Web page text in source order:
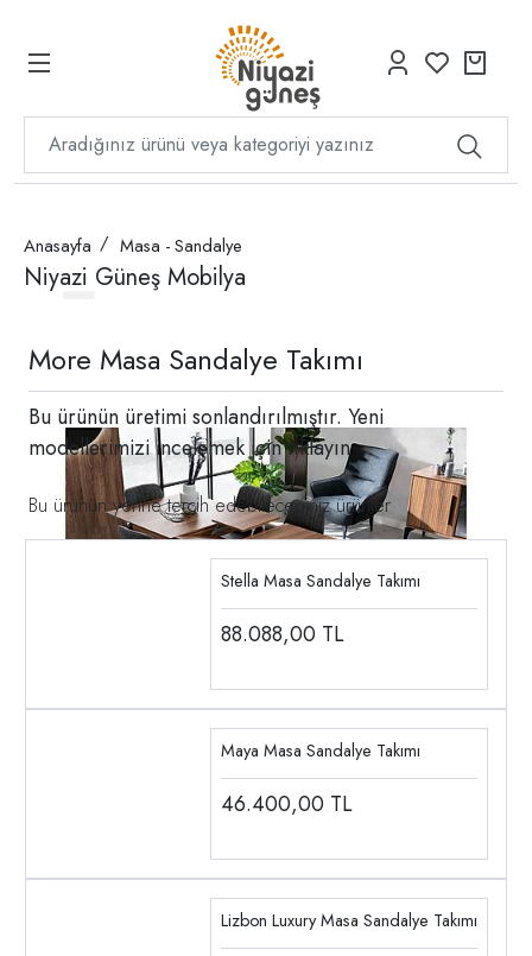
Anasayfa Masa - Sandalye
Niyazi Güneş Mobilya
More Masa Sandalye Takımı
Bu ürünün üretimi sonlandırılmıştır. Yeni
modellerimizi incelemek içintıklayın
Bu ürünün yerine tercih edebileceğiniz ürünler
Stella Masa Sandalye Takımı
88.088,00 TL
Maya Masa Sandalye Takımı
46.400,00 TL
Lizbon Luxury Masa Sandalye Takımı